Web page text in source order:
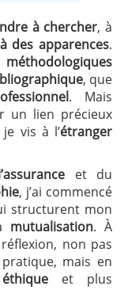
à chercher, à
des apparences.
, que
. Mais
un lien précieux
vis à l’étranger
et du
, j’ai commencé
structurent mon
mutualisation. À
non pas
mais en
et plus